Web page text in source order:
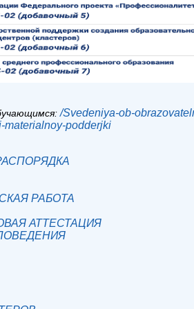
/Svedeniya-ob-
podderjki
РАБОТА
АТТЕСТАЦИЯ